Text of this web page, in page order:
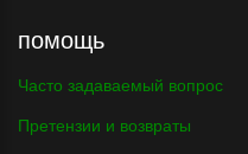
помощь
Часто задаваемый вопрос
Претензии и возвраты